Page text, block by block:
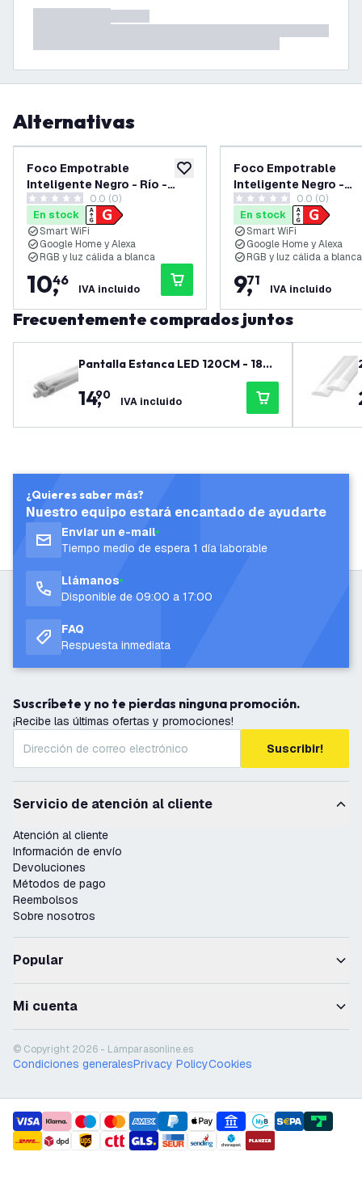
Alternativas
añadir a lista de deseos
Foco Empotrable
Inteligente Negro - Río -
Regulable - RGB+CCT
0 estrellas de puntuación
0.0 (0)
En stock
Smart WiFi
Google Home y Alexa
RGB y luz cálida a blanca
10,
46
IVA incluido
Foco Empotrable
Inteligente Negro -
Amsterdam -
RGB+CCT
0 estrellas de puntuación
0.0 (0)
En stock
Smart WiFi
Google Home y Alexa
RGB y luz cálida a blanca
9,
71
IVA incluido
Frecuentemente comprados juntos
Pantalla Estanca LED 120CM - 18W
- 1800 Lúmenes - 4000K - IP65 - co
n Tubo LED
14,
90 IVA incluido
¿Quieres saber más?
Nuestro equipo estará encantado de ayudarte
Enviar un e-mail
Tiempo medio de espera 1 día laborable
Llámanos
Disponible de 09:00 a 17:00
FAQ
Respuesta inmediata
Suscríbete y no te pierdas ninguna promoción.
¡Recibe las últimas ofertas y promociones!
Suscribir!
Servicio de atención al cliente
Atención al cliente
Información de envío
Devoluciones
Métodos de pago
Reembolsos
Sobre nosotros
Popular
Mi cuenta
© Copyright 2026 - Lámparasonline.es
Condiciones generalesPrivacy PolicyCookies
payment methods
shipment methods